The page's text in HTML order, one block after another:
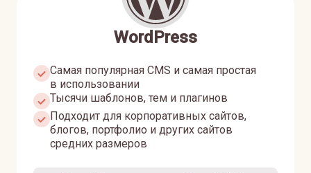
WordPress
Самая популярная CMS и самая простая
в использовании
Тысячи шаблонов, тем и плагинов
Подходит для корпоративных сайтов,
блогов, портфолио и других сайтов
средних размеров